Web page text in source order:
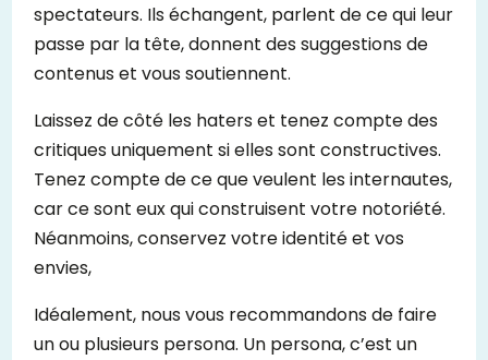
spectateurs. Ils échangent, parlent de ce qui leur
passe par la tête, donnent des suggestions de
contenus et vous soutiennent.
Laissez de côté les haters et tenez compte des
critiques uniquement si elles sont constructives.
Tenez compte de ce que veulent les internautes,
car ce sont eux qui construisent votre notoriété.
Néanmoins, conservez votre identité et vos
envies,
Idéalement, nous vous recommandons de faire
un ou plusieurs persona. Un persona, c’est un